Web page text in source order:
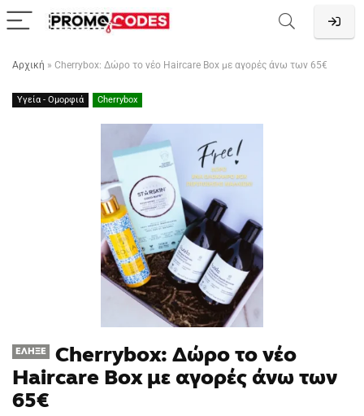
Αρχική » Cherrybox: Δώρο το νέο Haircare Box με αγορές άνω των 65€
Υγεία - Ομορφιά Cherrybox
ΈΛΗΞΕ
Cherrybox: Δώρο το νέο
Haircare Box με αγορές άνω των
65€